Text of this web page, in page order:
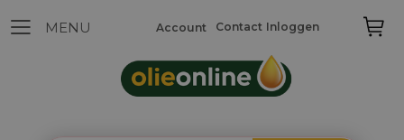
Contact Inloggen
Account